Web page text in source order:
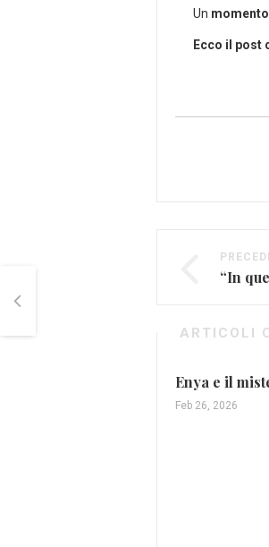
Un
Ecco il post
ARTICOLI
Enya e il
Feb 26, 2026